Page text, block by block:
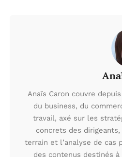
Anaïs Caron couvre
du business, du
travail, axé sur les
concrets des
terrain et l’analyse de cas
des contenus destinés